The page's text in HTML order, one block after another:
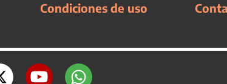
Condiciones de uso